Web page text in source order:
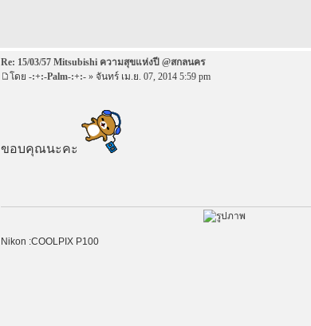
Re: 15/03/57 Mitsubishi ความสุขแห่งปี @สกลนคร
โดย -:+:-Palm-:+:- » จันทร์ เม.ย. 07, 2014 5:59 pm
ขอบคุณนะคะ
Nikon :COOLPIX P100